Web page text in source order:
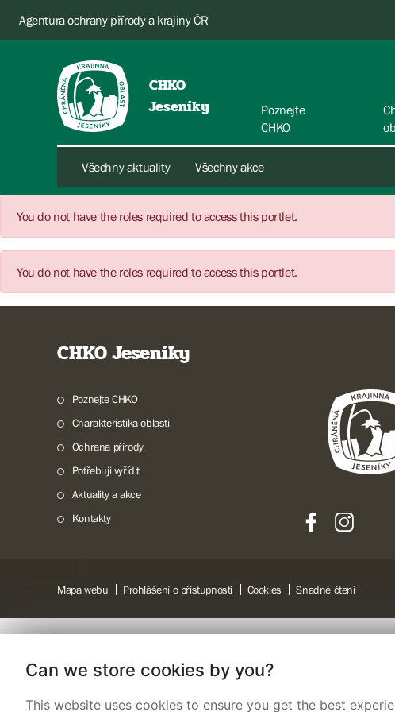
Agentura ochrany přírody a krajiny ČR
CHKO
Jeseníky
Poznejte
CHKO
Všechny aktuality Všechny akce
You do not have the roles required to access this portlet.
You do not have the roles required to access this portlet.
CHKO Jeseníky
Poznejte CHKO
Charakteristika oblasti
Ochrana přírody
Potřebuji vyřídit
Aktuality a akce
Kontakty
Mapa webu Prohlášení o přístupnosti Cookies Snadné čtení
Can we store cookies by you?
This website uses cookies to ensure you get the best